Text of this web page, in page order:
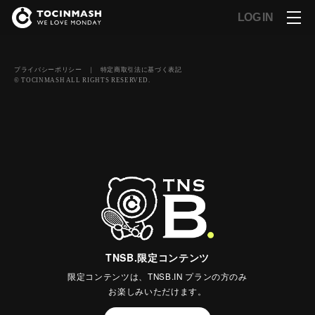
LOG IN
TNSB.限定コンテンツ
限定コンテンツは、TNSB.IN プランの方のみ
お楽しみいただけます。
プライバシーポリシー ｜ 特定商取引法に基づく表記
© TOCINMASH ALL RIGHTS RESERVED.